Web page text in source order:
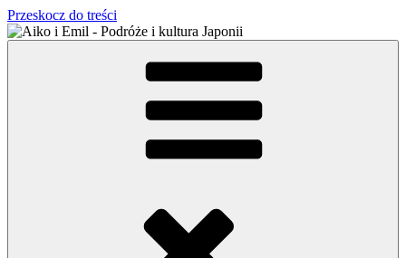
Przeskocz do treści
Aiko i Emil – Podróże i kultura Japonii
Japońsko-polskie małżeństwo w Tokio